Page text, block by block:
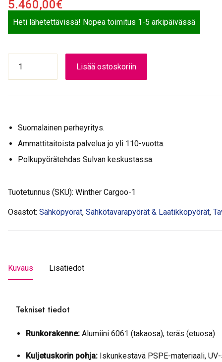
5.460,00€
Heti lähetettävissä! Nopea toimitus 1-5 arkipäivässä
Kangaroo
Lite
Lisää ostoskoriin
Suomalainen perheyritys.
Ammattitaitoista palvelua jo yli 110-vuotta.
Polkupyörätehdas Sulvan keskustassa.
Tuotetunnus (SKU): Winther Cargoo-1
Osastot: Sähköpyörät, Sähkötavarapyörät & Laatikkopyörät,
Kuvaus Lisätiedot
Tekniset tiedot
Runkorakenne: Alumiini 6061 (takaosa), teräs (etuosa)
Kuljetuskorin pohja: Iskunkestävä PSPE-materiaali,